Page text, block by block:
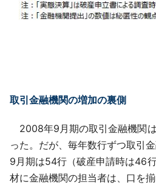
取引金融機関の増加の裏側
2008年9月期の取引金融機関
った。だが、毎年数行ずつ取引
9月期は54行（破産申請時は46
材に金融機関の担当者は、口を